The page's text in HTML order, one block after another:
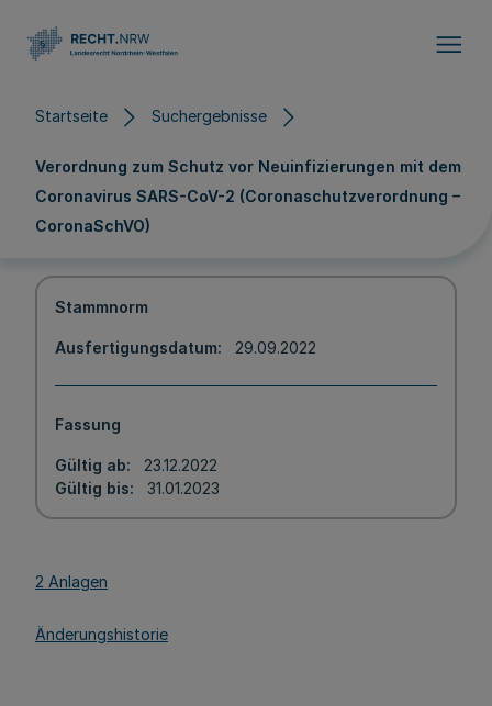
Startseite Suchergebnisse
Verordnung zum Schutz vor Neuinfizierungen mit dem
Coronavirus SARS-CoV-2 (Coronaschutzverordnung –
CoronaSchVO)
Stammnorm
Ausfertigungsdatum 29.09.2022
Fassung
Gültig ab
23.12.2022
Gültig bis
31.01.2023
2 Anlagen
Änderungshistorie